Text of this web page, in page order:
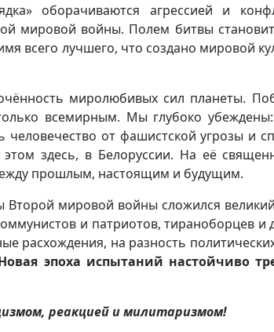
оборачиваются агрессией и
мировой войны. Полем битвы
всего лучшего, что создано мировой
миролюбивых сил планеты.
всемирным. Мы глубоко
человечество от фашистской угрозы и
здесь, в Белоруссии. На её
прошлым, настоящим и будущим.
Второй мировой войны сложился
и патриотов, тираноборцев и
расхождения, на разность
эпоха испытаний настойчиво
реакцией и милитаризмом!